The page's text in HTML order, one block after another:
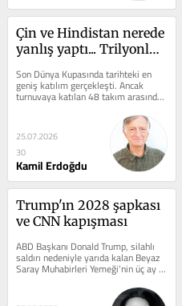
Çin ve Hindistan nerede
yanlış yaptı... Trilyonluk
Son Dünya Kupasında tarihteki en
geniş katılım gerçekleşti. Ancak
turnuvaya katılan 48 takım arasında
dünyanın en kalabalık iki ülkesi...
25.07.2026
30
Kamil Erdoğdu
Trump'ın 2028 şapkası
ve CNN kapışması
ABD Başkanı Donald Trump, silahlı
saldırı nedeniyle yarıda kalan Beyaz
Saray Muhabirleri Yemeği’nin üç ay
sonra yeniden düzenlenen...